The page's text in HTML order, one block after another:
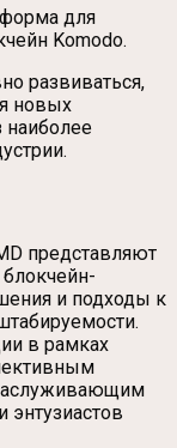
для
Komodo.
развиваться,
новых
наиболее
представляют
и подходы к
в рамках
энтузиастов